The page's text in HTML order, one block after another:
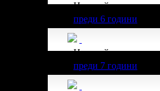
Николай получава
преди 6 години
Николай получава
преди 7 години